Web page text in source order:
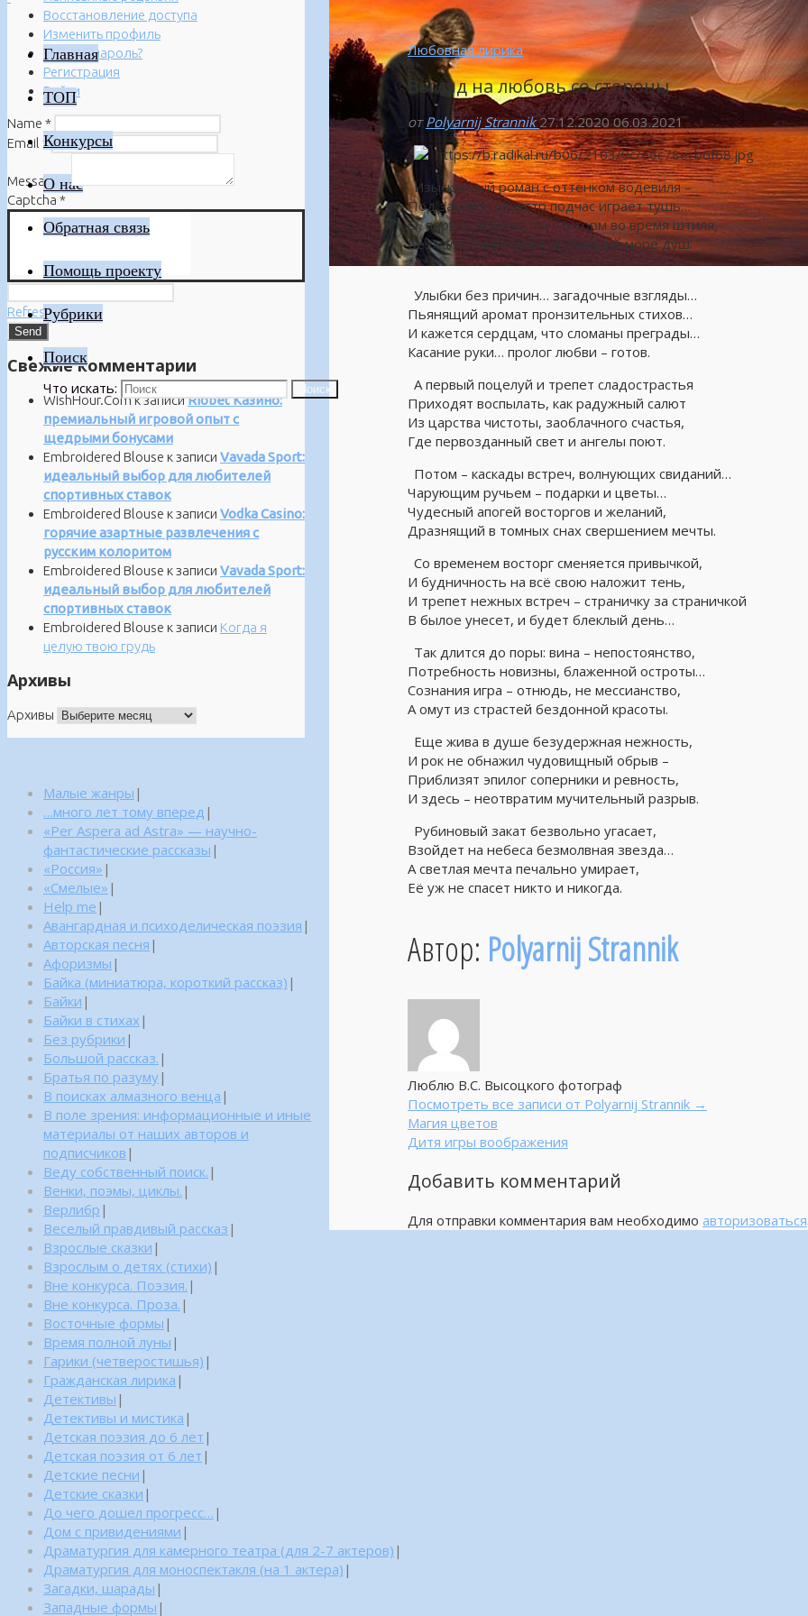
Главная
ТОП
Конкурсы
О нас
Обратная связь
Помощь проекту
Рубрики
Поиск
Что искать: Поиск
Любовная лирика
Взгляд на любовь со стороны
от Polyarnij Strannik 27.12.2020 06.03.2021
Изысканный роман с оттенком водевиля –
Под занавес оркестр подчас играет тушь…
О, первая любовь, ты – шторм во время штиля,
Безжалостный палач, сгубивший море душ.
*****
Улыбки без причин… загадочные взгляды…
Пьянящий аромат пронзительных стихов…
И кажется сердцам, что сломаны преграды…
Касание руки… пролог любви – готов.
А первый поцелуй и трепет сладострастья
Приходят воспылать, как радужный салют
Из царства чистоты, заоблачного счастья,
Где первозданный свет и ангелы поют.
Потом – каскады встреч, волнующих свиданий…
Чарующим ручьем – подарки и цветы…
Чудесный апогей восторгов и желаний,
Дразнящий в томных снах свершением мечты.
Со временем восторг сменяется привычкой,
И будничность на всё свою наложит тень,
И трепет нежных встреч – страничку за страничкой
В былое унесет, и будет блеклый день…
Так длится до поры: вина – непостоянство,
Потребность новизны, блаженной остроты…
Сознания игра – отнюдь, не мессианство,
А омут из страстей бездонной красоты.
Еще жива в душе безудержная нежность,
И рок не обнажил чудовищный обрыв –
Приблизят эпилог соперники и ревность,
И здесь – неотвратим мучительный разрыв.
Рубиновый закат безвольно угасает,
Взойдет на небеса безмолвная звезда…
А светлая мечта печально умирает,
Её уж не спасет никто и никогда.
Автор: Polyarnij Strannik
Люблю В.С. Высоцкого фотограф
Посмотреть все записи от Polyarnij Strannik →
Магия цветов
Дитя игры воображения
Добавить комментарий
Для отправки комментария вам необходимо авторизоваться
Восстановление доступа
Изменить профиль
Забыли пароль?
Регистрация
Войти
Name *
Email *
Message*
Captcha *
Refresh
Свежие комментарии
WishHour.Comк записиRiobet Казино:
премиальный игровой опыт с
щедрыми бонусами
Embroidered Blouse к записи Vavada Sport:
идеальный выбор для любителей
спортивных ставок
Embroidered Blouse к записи Vodka Casino:
горячие азартные развлечения с
русским колоритом
Embroidered Blouse к записи Vavada Sport:
идеальный выбор для любителей
спортивных ставок
Embroidered Blouse к записи Когда я
целую твою грудь
Архивы
Архивы
Малые жанры |
…много лет тому вперед |
«Per Aspera ad Astra» — научно-
фантастические рассказы |
«Россия» |
«Смелые» |
Help me |
Авангардная и психоделическая поэзия |
Авторская песня |
Афоризмы |
Байка (миниатюра, короткий рассказ) |
Байки |
Байки в стихах |
Без рубрики |
Большой рассказ. |
Братья по разуму|
В поисках алмазного венца |
В поле зрения: информационные и иные
материалы от наших авторов и
подписчиков |
Веду собственный поиск. |
Венки, поэмы, циклы. |
Верлибр |
Веселый правдивый рассказ |
Взрослые сказки |
Взрослым о детях (стихи) |
Вне конкурса. Поэзия. |
Вне конкурса. Проза. |
Восточные формы |
Время полной луны |
Гарики (четверостишья) |
Гражданская лирика |
Детективы |
Детективы и мистика |
Детская поэзия до 6 лет |
Детская поэзия от 6 лет |
Детские песни |
Детские сказки |
До чего дошел прогресс… |
Дом с привидениями |
Драматургия для камерного театра (для 2-7 актеров) |
Драматургия для моноспектакля (на 1 актера) |
Загадки, шарады |
Западные формы |